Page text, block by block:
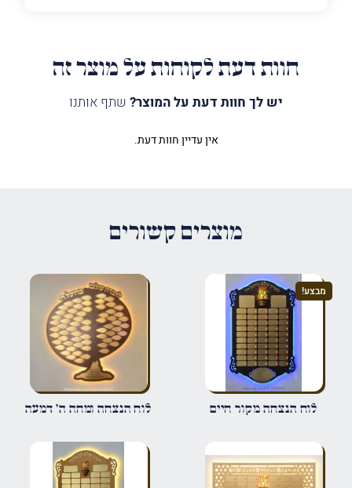
חוות דעת לקוחות על מוצר זה
יש לך חוות דעת על המוצר? שתף אותנו
הביקורת שלך*
שם*
אימייל*
אין עדיין חוות דעת.
מוצרים קשורים
מבצע!
לוח הנצחה מקור חיים לוח הנצחה ומחה ה' דמעה